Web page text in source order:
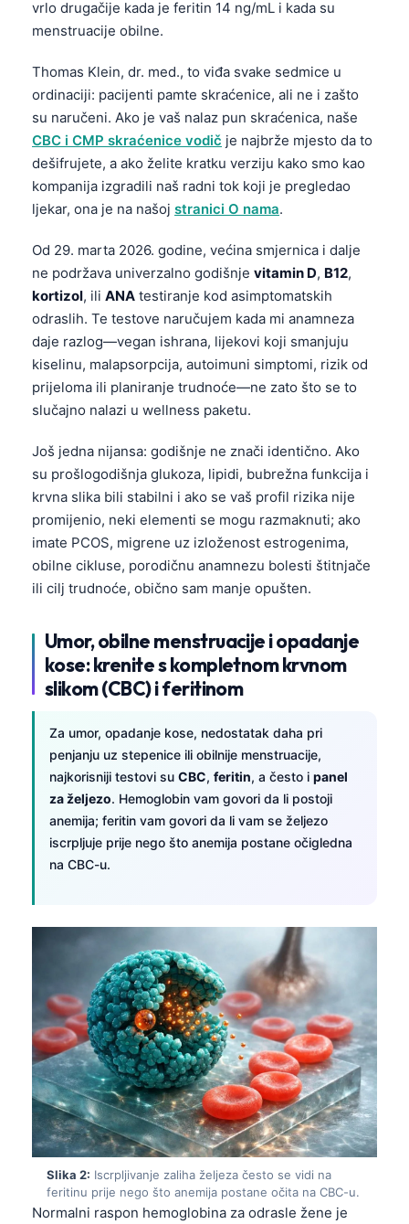
vrlo drugačije kada je feritin 14 ng/mL i kada su
menstruacije obilne.
Thomas Klein, dr. med., to viđa svake sedmice u
ordinaciji: pacijenti pamte skraćenice, ali ne i zašto
su naručeni. Ako je vaš nalaz pun skraćenica, naše
CBC i CMP skraćenice vodič je najbrže mjesto da to
dešifrujete, a ako želite kratku verziju kako smo kao
kompanija izgradili naš radni tok koji je pregledao
ljekar, ona je na našoj stranici O nama.
Od 29. marta 2026. godine, većina smjernica i dalje
ne podržava univerzalno godišnje vitamin D, B12,
kortizol, ili ANA testiranje kod asimptomatskih
odraslih. Te testove naručujem kada mi anamneza
daje razlog—vegan ishrana, lijekovi koji smanjuju
kiselinu, malapsorpcija, autoimuni simptomi, rizik od
prijeloma ili planiranje trudnoće—ne zato što se to
slučajno nalazi u wellness paketu.
Još jedna nijansa: godišnje ne znači identično. Ako
su prošlogodišnja glukoza, lipidi, bubrežna funkcija i
krvna slika bili stabilni i ako se vaš profil rizika nije
promijenio, neki elementi se mogu razmaknuti; ako
imate PCOS, migrene uz izloženost estrogenima,
obilne cikluse, porodičnu anamnezu bolesti štitnjače
ili cilj trudnoće, obično sam manje opušten.
Umor, obilne menstruacije i opadanje
kose: krenite s kompletnom krvnom
slikom (CBC) i feritinom
Za umor, opadanje kose, nedostatak daha pri
penjanju uz stepenice ili obilnije menstruacije,
najkorisniji testovi su CBC, feritin, a često i panel
za željezo. Hemoglobin vam govori da li postoji
anemija; feritin vam govori da li vam se željezo
iscrpljuje prije nego što anemija postane očigledna
na CBC-u.
Slika 2: Iscrpljivanje zaliha željeza često se vidi na
feritinu prije nego što anemija postane očita na CBC-u.
Normalni raspon hemoglobina za odrasle žene je